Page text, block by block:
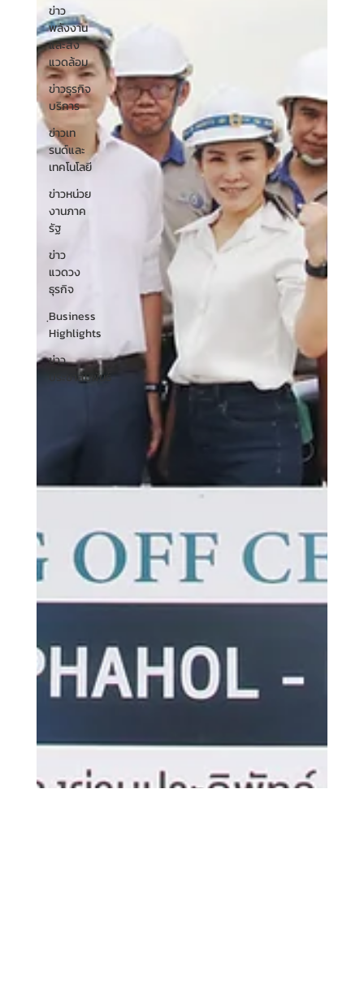
ข่าว
พลังงาน
และสิ่ง
แวดล้อม
ข่าวธุรกิจ
บริการ
ข่าวเท
รนด์และ
เทคโนโลยี
ข่าวหน่วย
งานภาค
รัฐ
ข่าว
แวดวง
ธุรกิจ
ฺBusiness
Highlights
ข่าว
ประชาสัมพันธ์